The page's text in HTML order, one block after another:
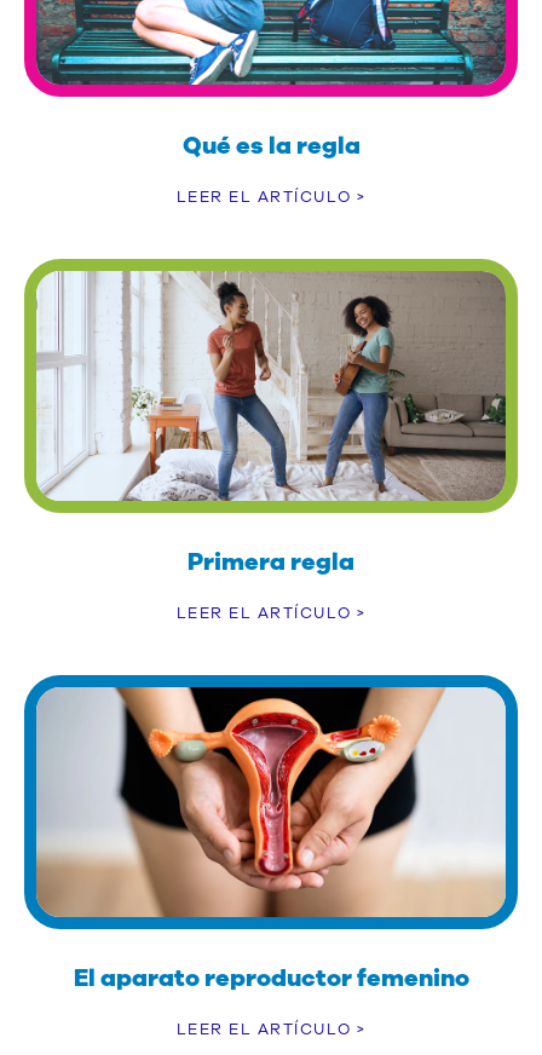
Qué es la regla
LEER EL ARTÍCULO >
Primera regla
LEER EL ARTÍCULO >
El aparato reproductor femenino
LEER EL ARTÍCULO >